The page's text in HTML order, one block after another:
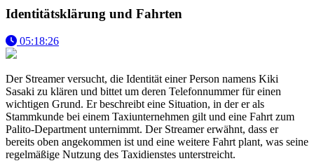
Identitätsklärung und Fahrten
05:18:26
Der Streamer versucht, die Identität einer Person namens Kiki
Sasaki zu klären und bittet um deren Telefonnummer für einen
wichtigen Grund. Er beschreibt eine Situation, in der er als
Stammkunde bei einem Taxiunternehmen gilt und eine Fahrt zum
Palito-Department unternimmt. Der Streamer erwähnt, dass er
bereits oben angekommen ist und eine weitere Fahrt plant, was seine
regelmäßige Nutzung des Taxidienstes unterstreicht.